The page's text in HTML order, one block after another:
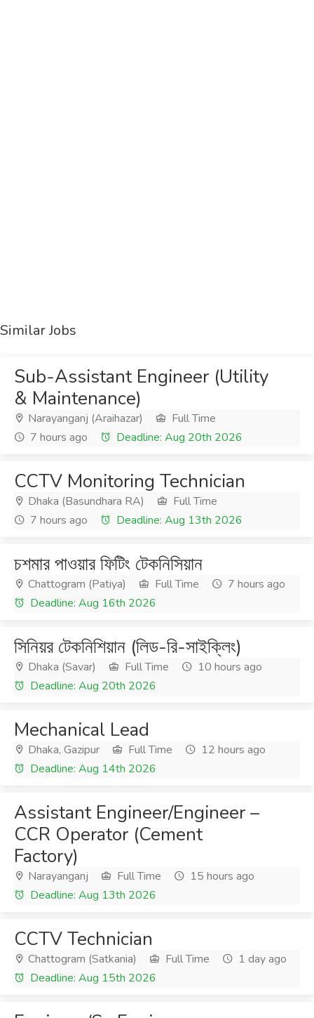
Similar Jobs
Sub-Assistant Engineer (Utility
& Maintenance)
Narayanganj (Araihazar)
Full Time
7 hours ago
Deadline: Aug 20th 2026
CCTV Monitoring Technician
Dhaka (Basundhara RA)
Full Time
7 hours ago
Deadline: Aug 13th 2026
চশমার পাওয়ার ফিটিং টেকনিসিয়ান
Chattogram (Patiya) Full Time
7 hours ago
Deadline: Aug 16th 2026
সিনিয়র টেকনিশিয়ান (লিড-রি-সাইক্লিং)
Dhaka (Savar) Full Time
10 hours ago
Deadline: Aug 20th 2026
Mechanical Lead
Dhaka, Gazipur Full Time
12 hours ago
Deadline: Aug 14th 2026
Assistant Engineer/Engineer –
CCR Operator (Cement
Factory)
Narayanganj Full Time
15 hours ago
Deadline: Aug 13th 2026
CCTV Technician
Chattogram (Satkania) Full Time
1 day ago
Deadline: Aug 15th 2026